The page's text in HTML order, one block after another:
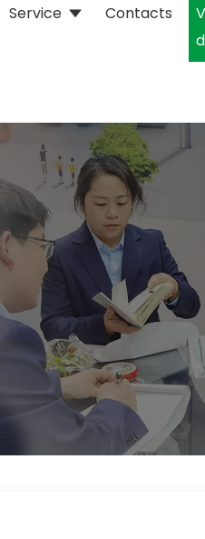
Service Contacts